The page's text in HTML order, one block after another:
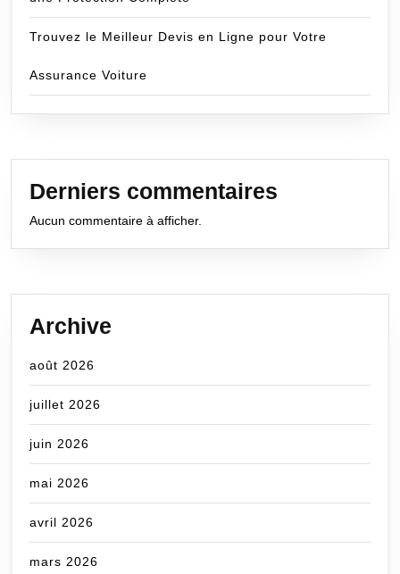
Trouvez le Meilleur Devis en Ligne pour Votre
Assurance Voiture
Derniers commentaires
Aucun commentaire à afficher.
Archive
août 2026
juillet 2026
juin 2026
mai 2026
avril 2026
mars 2026